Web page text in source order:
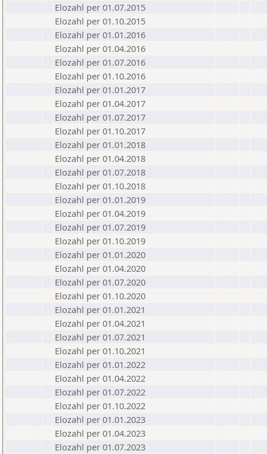
Elozahl per 01.07.2015
Elozahl per 01.10.2015
Elozahl per 01.01.2016
Elozahl per 01.04.2016
Elozahl per 01.07.2016
Elozahl per 01.10.2016
Elozahl per 01.01.2017
Elozahl per 01.04.2017
Elozahl per 01.07.2017
Elozahl per 01.10.2017
Elozahl per 01.01.2018
Elozahl per 01.04.2018
Elozahl per 01.07.2018
Elozahl per 01.10.2018
Elozahl per 01.01.2019
Elozahl per 01.04.2019
Elozahl per 01.07.2019
Elozahl per 01.10.2019
Elozahl per 01.01.2020
Elozahl per 01.04.2020
Elozahl per 01.07.2020
Elozahl per 01.10.2020
Elozahl per 01.01.2021
Elozahl per 01.04.2021
Elozahl per 01.07.2021
Elozahl per 01.10.2021
Elozahl per 01.01.2022
Elozahl per 01.04.2022
Elozahl per 01.07.2022
Elozahl per 01.10.2022
Elozahl per 01.01.2023
Elozahl per 01.04.2023
Elozahl per 01.07.2023